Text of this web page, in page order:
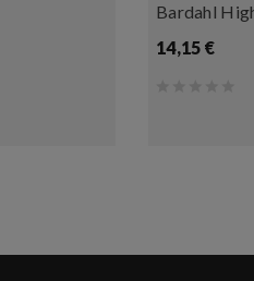
Bardahl
14,15 €